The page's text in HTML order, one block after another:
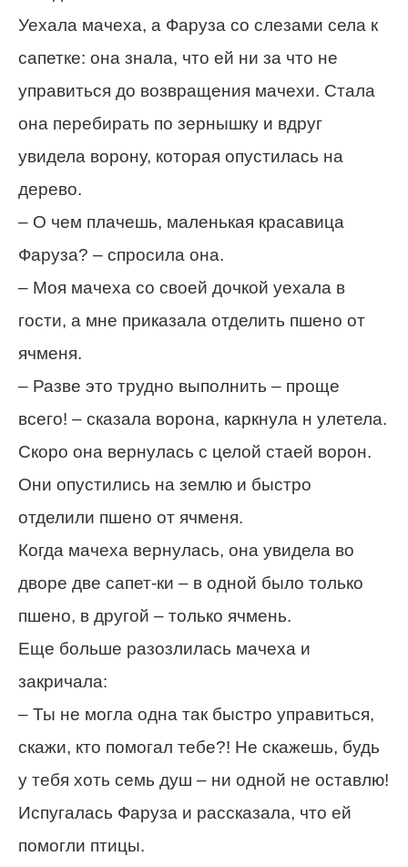
Уехала мачеха, а Фаруза со слезами села к
сапетке: она знала, что ей ни за что не
управиться до возвращения мачехи. Стала
она перебирать по зернышку и вдруг
увидела ворону, которая опустилась на
дерево.
– О чем плачешь, маленькая красавица
Фаруза? – спросила она.
– Моя мачеха со своей дочкой уехала в
гости, а мне приказала отделить пшено от
ячменя.
– Разве это трудно выполнить – проще
всего! – сказала ворона, каркнула н улетела.
Скоро она вернулась с целой стаей ворон.
Они опустились на землю и быстро
отделили пшено от ячменя.
Когда мачеха вернулась, она увидела во
дворе две сапет-ки – в одной было только
пшено, в другой – только ячмень.
Еще больше разозлилась мачеха и
закричала:
– Ты не могла одна так быстро управиться,
скажи, кто помогал тебе?! Не скажешь, будь
у тебя хоть семь душ – ни одной не оставлю!
Испугалась Фаруза и рассказала, что ей
помогли птицы.